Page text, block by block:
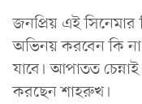
জনপ্রিয় এই
অভিনয় করবেন কি না,
যাবে। আপাতত
করছেন শাহরুখ।